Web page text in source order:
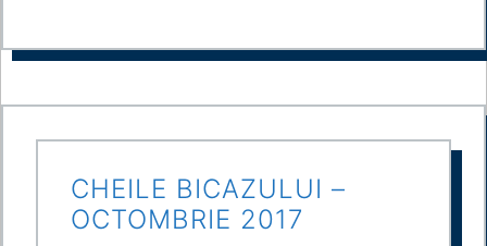
CHEILE BICAZULUI –
OCTOMBRIE 2017